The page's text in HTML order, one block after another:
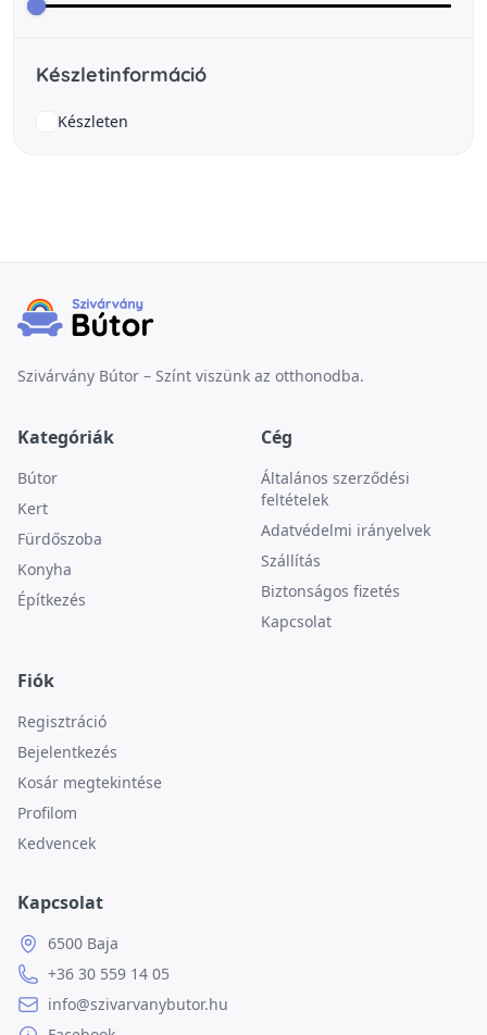
Készletinformáció
Készleten
Szivárvány Bútor – Színt viszünk az otthonodba.
Kategóriák
Bútor
Kert
Fürdőszoba
Konyha
Építkezés
Cég
Általános szerződési
feltételek
Adatvédelmi irányelvek
Szállítás
Biztonságos fizetés
Kapcsolat
Fiók
Regisztráció
Bejelentkezés
Kosár megtekintése
Profilom
Kedvencek
Kapcsolat
6500 Baja
+36 30 559 14 05
info@szivarvanybutor.hu